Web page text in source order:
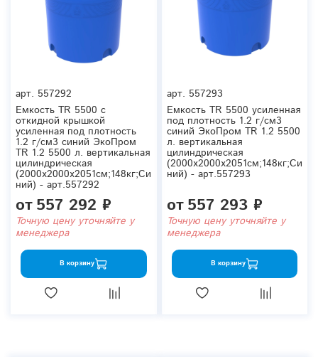
арт. 557292
Емкость TR 5500 с
откидной крышкой
усиленная под плотность
1.2 г/см3 синий ЭкоПром
TR 1.2 5500 л. вертикальная
цилиндрическая
(2000x2000x2051см;148кг;Си
ний) - арт.557292
от557 292 ₽
Точную цену уточняйте у
менеджера
В корзину
арт. 557293
Емкость TR 5500 усиленная
под плотность 1.2 г/см3
синий ЭкоПром TR 1.2 5500
л. вертикальная
цилиндрическая
(2000x2000x2051см;148кг;Си
ний) - арт.557293
от557 293 ₽
Точную цену уточняйте у
менеджера
В корзину